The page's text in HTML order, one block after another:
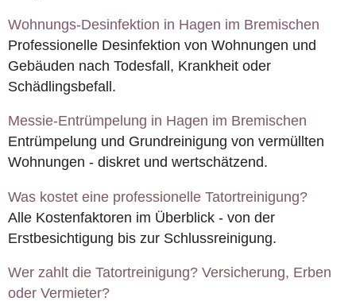
Wohnungs-Desinfektion in Hagen im Bremischen
Professionelle Desinfektion von Wohnungen und
Gebäuden nach Todesfall, Krankheit oder
Schädlingsbefall.
Messie-Entrümpelung in Hagen im Bremischen
Entrümpelung und Grundreinigung von vermüllten
Wohnungen - diskret und wertschätzend.
Was kostet eine professionelle Tatortreinigung?
Alle Kostenfaktoren im Überblick - von der
Erstbesichtigung bis zur Schlussreinigung.
Wer zahlt die Tatortreinigung? Versicherung, Erben
oder Vermieter?